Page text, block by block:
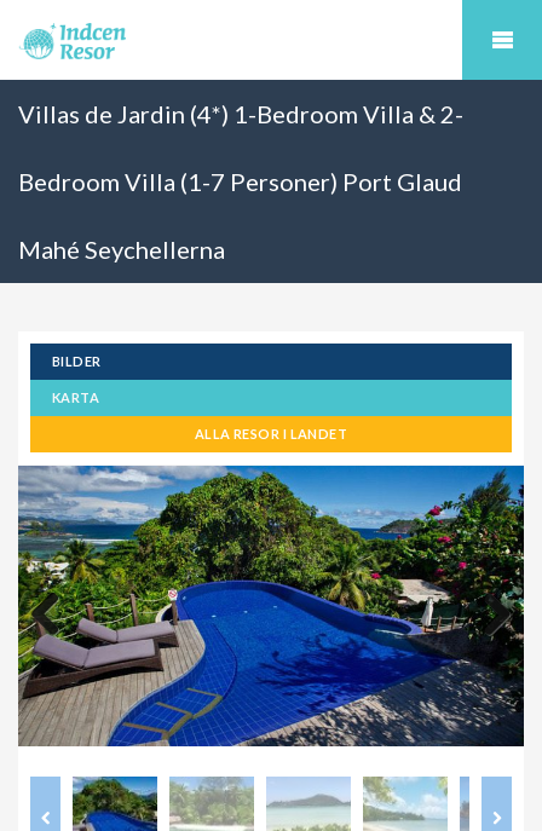
Villas de Jardin (4*) 1-Bedroom Villa & 2-
Bedroom Villa (1-7 Personer) Port Glaud
Mahé Seychellerna
BILDER
KARTA
ALLA RESOR I LANDET
Previous Next